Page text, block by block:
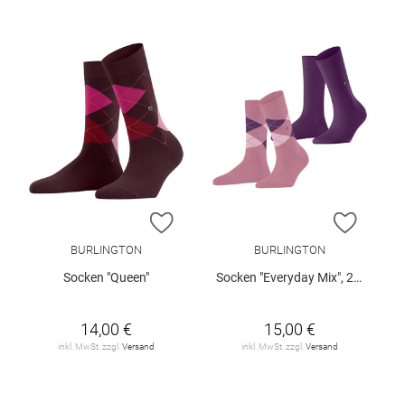
ZUR WUNSCHLISTE HINZUFÜGEN
BURLINGTON
Socken "Queen"
14,00 €
inkl. MwSt. zzgl. Versand
ZUR
BURLINGTON
Socken "Everyday Mix", 2er-Pack
15,00 €
inkl. MwSt. zzgl. Versand